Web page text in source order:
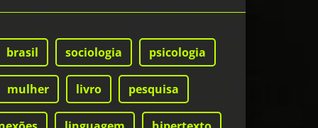
brasil sociologia psicologia
mulher livro pesquisa